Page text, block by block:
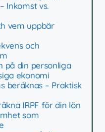
Inkomst vs.
vem uppbär
och
på din personliga
ekonomi
beräknas – Praktisk
IRPF för din lön
som